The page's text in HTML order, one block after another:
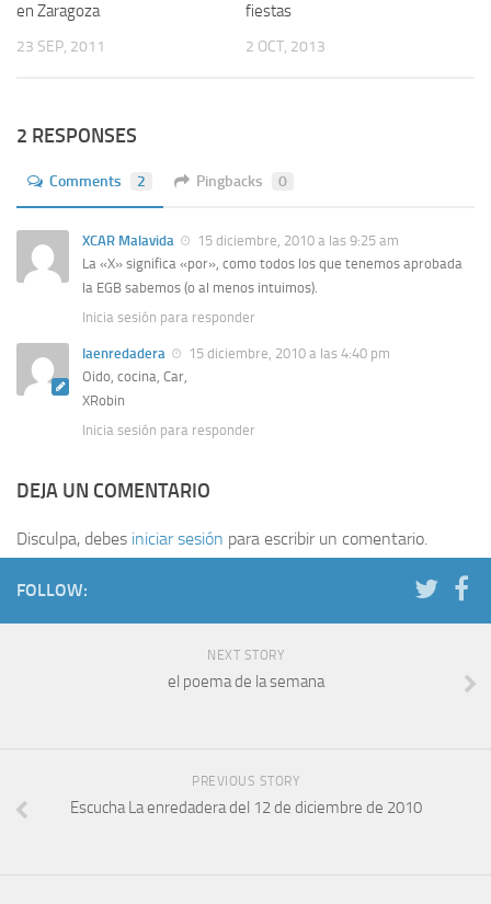
en Zaragoza
23 SEP, 2011
fiestas
2 OCT, 2013
2 RESPONSES
Comments 2 Pingbacks 0
XCAR Malavida
15 diciembre, 2010 a las 9:25 am
La «X» significa «por», como todos los que tenemos aprobada
la EGB sabemos (o al menos intuimos).
Inicia sesión para responder
laenredadera
15 diciembre, 2010 a las 4:40 pm
Oido, cocina, Car,
XRobin
Inicia sesión para responder
DEJA UN COMENTARIO
Disculpa, debes iniciar sesión para escribir un comentario.
FOLLOW:
NEXT STORY
el poema de la semana
PREVIOUS STORY
Escucha La enredadera del 12 de diciembre de 2010